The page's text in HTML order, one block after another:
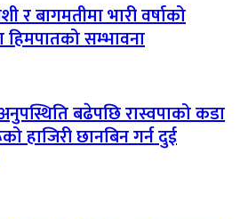
बागमतीमा भारी वर्षाको
सम्भावना
बढेपछि रास्वपाको कडा
छानबिन गर्न दुई